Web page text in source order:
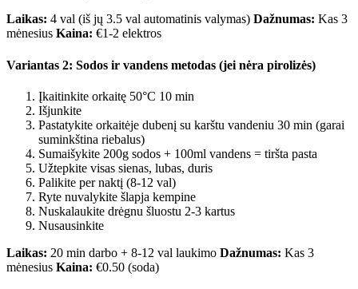
Laikas: 4 val (iš jų 3.5 val automatinis valymas) Dažnumas: Kas 3
mėnesius Kaina: €1-2 elektros
Variantas 2: Sodos ir vandens metodas (jei nėra pirolizės)
Įkaitinkite orkaitę 50°C 10 min
Išjunkite
Pastatykite orkaitėje dubenį su karštu vandeniu 30 min (garai
suminkština riebalus)
Sumaišykite 200g sodos + 100ml vandens = tiršta pasta
Užtepkite visas sienas, lubas, duris
Palikite per naktį (8-12 val)
Ryte nuvalykite šlapja kempine
Nuskalaukite drėgnu šluostu 2-3 kartus
Nusausinkite
Laikas: 20 min darbo + 8-12 val laukimo Dažnumas: Kas 3
mėnesius Kaina: €0.50 (soda)